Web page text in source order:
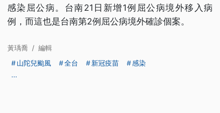
感染屈公病。台南21日新增1例屈公病境外移入病
例，而這也是台南第2例屈公病境外確診個案。
黃瑀喬 / 編輯
山陀兒颱風
全台 新冠疫苗
感染
...